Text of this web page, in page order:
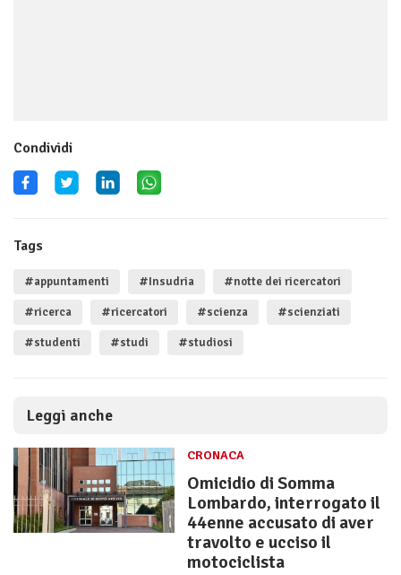
Condividi
Tags
#appuntamenti #Insudria #notte dei ricercatori
#ricerca #ricercatori #scienza #scienziati
#studenti #studi #studiosi
Leggi anche
CRONACA
Omicidio di Somma
Lombardo, interrogato il
44enne accusato di aver
travolto e ucciso il
motociclista